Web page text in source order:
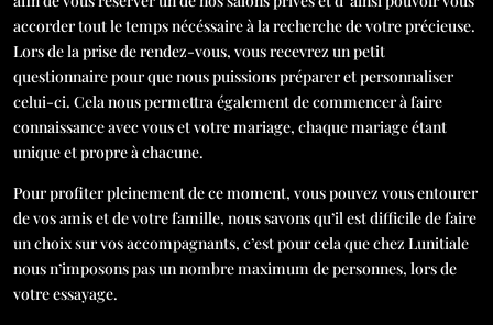
accorder tout le temps nécéssaire à la recherche de votre précieuse.
Lors de la prise de rendez-vous, vous recevrez un petit
questionnaire pour que nous puissions préparer et personnaliser
celui-ci. Cela nous permettra également de commencer à faire
connaissance avec vous et votre mariage, chaque mariage étant
unique et propre à chacune.
Pour profiter pleinement de ce moment, vous pouvez vous entourer
de vos amis et de votre famille, nous savons qu’il est difficile de faire
un choix sur vos accompagnants, c’est pour cela que chez Lunitiale
nous n’imposons pas un nombre maximum de personnes, lors de
votre essayage.